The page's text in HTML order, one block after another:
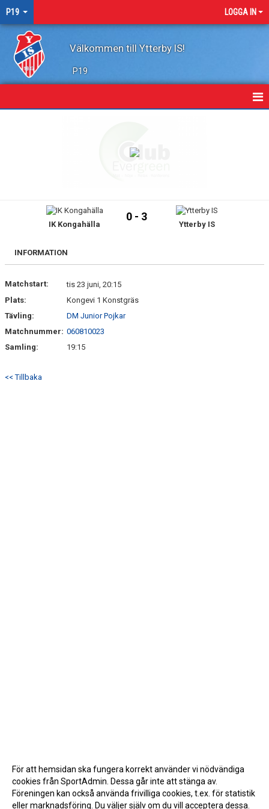
P19 LOGGA IN
Välkommen till Ytterby IS!
P19
IK Kongahälla
0 - 3
Ytterby IS
INFORMATION
Matchstart:
tis 23 juni, 20:15
Plats:
Kongevi 1 Konstgräs
Tävling:
DM Junior Pojkar
Matchnummer: 060810023
Samling:
19:15
<< Tillbaka
För att hemsidan ska fungera korrekt använder vi nödvändiga
cookies från SportAdmin. Dessa går inte att stänga av.
Föreningen kan också använda frivilliga cookies, t.ex. för statistik
eller marknadsföring. Du väljer själv om du vill acceptera dessa.